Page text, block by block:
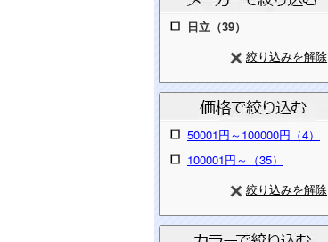
日立（39）
絞り込みを解除
50001円～100000円（4）
100001円～（35）
絞り込みを解除